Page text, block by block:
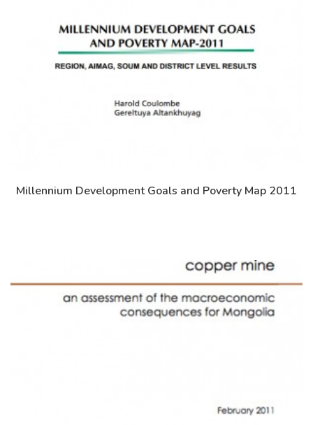
Дэлгэрэнгүй
Millennium Development Goals and Poverty Map 2011